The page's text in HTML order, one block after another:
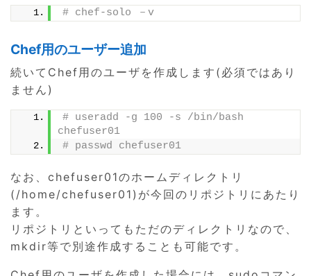
# chef-solo －v
Chef用のユーザー追加
続いてChef用のユーザを作成します(必須ではあり
ません)
# useradd -g 100 -s /bin/bash
chefuser01
# passwd chefuser01
なお、chefuser01のホームディレクトリ
(/home/chefuser01)が今回のリポジトリにあたり
ます。
リポジトリといってもただのディレクトリなので、
mkdir等で別途作成することも可能です。